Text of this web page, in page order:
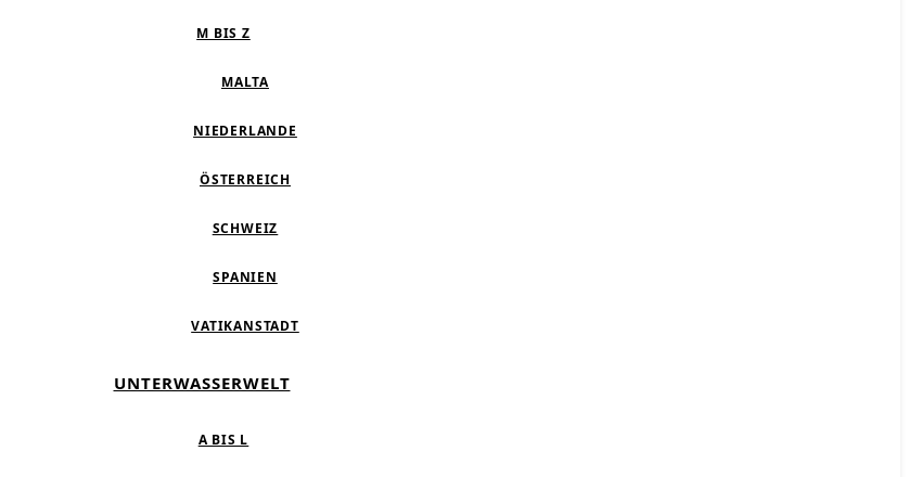
M BIS Z
MALTA
NIEDERLANDE
ÖSTERREICH
SCHWEIZ
SPANIEN
VATIKANSTADT
UNTERWASSERWELT
A BIS L